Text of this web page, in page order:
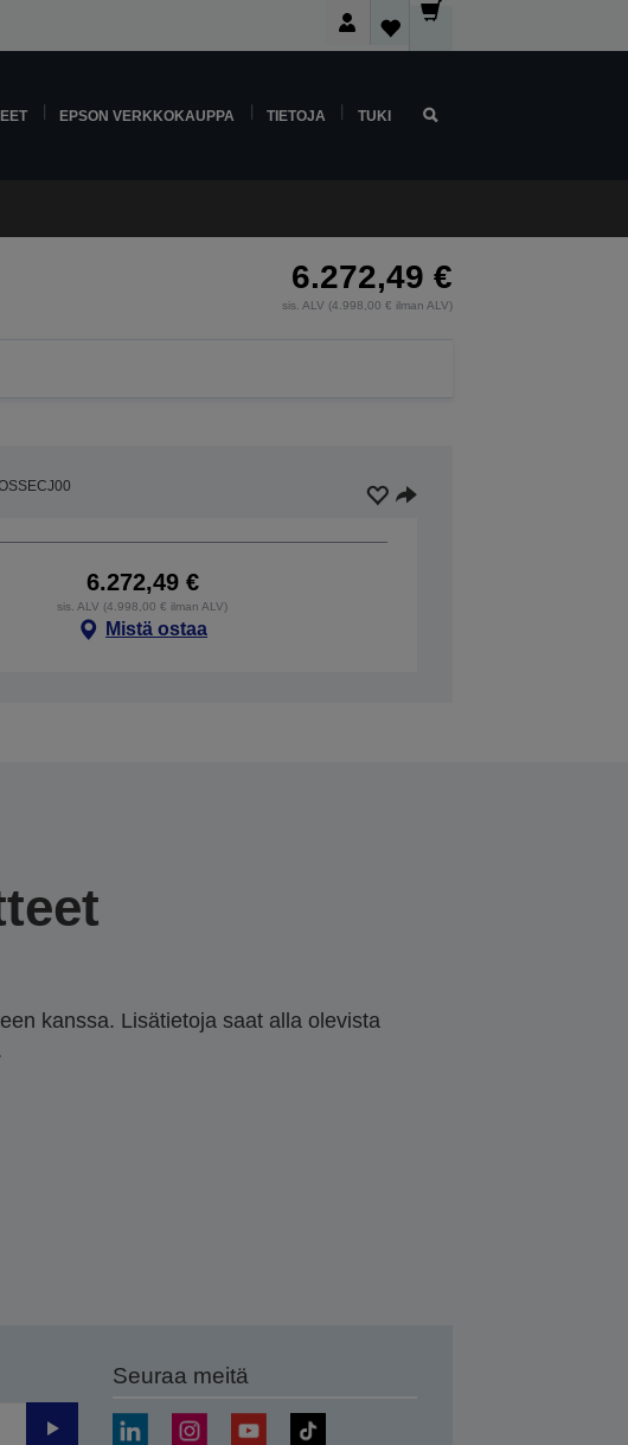
EPSON VERKKOKAUPPA TIETOJA TUKI
6.272,49 €
sis. ALV (4.998,00 € ilman ALV)
6.272,49 €
sis. ALV (4.998,00 € ilman ALV)
Mistä ostaa
kanssa. Lisätietoja saat alla olevista
Lähetä
Seuraa meitä